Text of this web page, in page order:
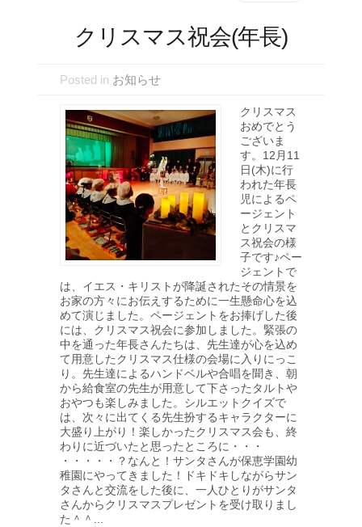
クリスマス祝会(年長)
Posted in お知らせ
クリスマス
おめでとう
ございま
す。12月11
日(木)に行
われた年長
児によるペ
ージェント
とクリスマ
ス祝会の様
子です♪ペー
ジェントで
は、イエス・キリストが降誕されたその情景を
お家の方々にお伝えするために一生懸命心を込
めて演じました。ページェントをお捧げした後
には、クリスマス祝会に参加しました。緊張の
中を通った年長さんたちは、先生達が心を込め
て用意したクリスマス仕様の会場に入りにっこ
り。先生達によるハンドベルや合唱を聞き、朝
から給食室の先生が用意して下さったタルトや
おやつも楽しみました。シルエットクイズで
は、次々に出てくる先生扮するキャラクターに
大盛り上がり！楽しかったクリスマス会も、終
わりに近づいたと思ったところに・・・
・・・・・？なんと！サンタさんが保恵学園幼
稚園にやってきました！ドキドキしながらサン
タさんと交流をした後に、一人ひとりがサンタ
さんからクリスマスプレゼントを受け取りまし
た＾＾...